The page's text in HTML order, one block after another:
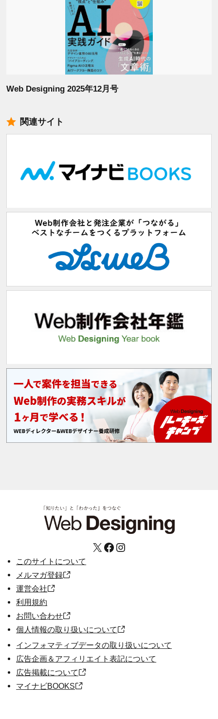
Web Designing 2025年12月号
関連サイト
X Facebook Instagram
このサイトについて
メルマガ登録
運営会社
利用規約
お問い合わせ
個人情報の取り扱いについて
インフォマティブデータの取り扱いについて
広告企画＆アフィリエイト表記について
広告掲載について
マイナビBOOKS